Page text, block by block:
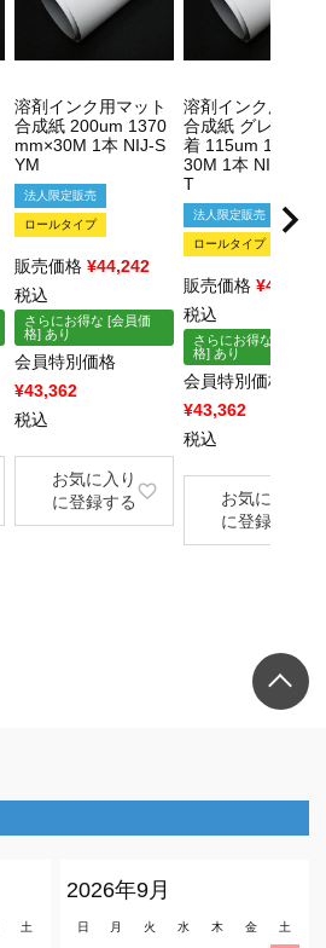
溶剤インク用マット
合成紙 200um 1370
mm×30M 1本 NIJ-S
YM
法人限定販売
ロールタイプ
販売価格 ¥44,242
税込
さらにお得な [会員価
格] あり
会員特別価格
¥43,362
税込
お気に入り
に登録する
溶剤インク用マッ
合成紙 グレー糊
着 115um
30M 1本 NIJ-
T
法人限定販売
ロールタイプ
販売価格 ¥44,242
税込
さらにお得な [会員価
格] あり
会員特別価格
¥43,362
税込
お気に入り
に登録する
土
2026年9月
日 月 火 水 木 金 土